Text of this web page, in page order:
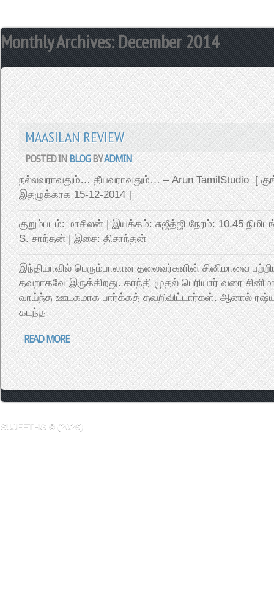
Monthly Archives: December 2014
MAASILAN REVIEW
POSTED INBLOGBYADMIN
நல்லவராவதும்… தீயவராவதும்… – Arun TamilStudio [
இதழுக்காக 15-12-2014 ]
குறும்படம்: மாசிலன் | இயக்கம்: சுஜீத்ஜி நேரம்: 10.45
S. சாந்தன் | இசை: திசாந்தன்
இந்தியாவில் பெரும்பாலான தலைவர்களின் சினிமாவை
தவறாகவே இருக்கிறது. காந்தி முதல் பெரியார் வரை
வாய்ந்த ஊடகமாக பார்க்கத் தவறிவிட்டார்கள். ஆனால்
கடந்த
READ MORE
SUJEETHG © (2026)